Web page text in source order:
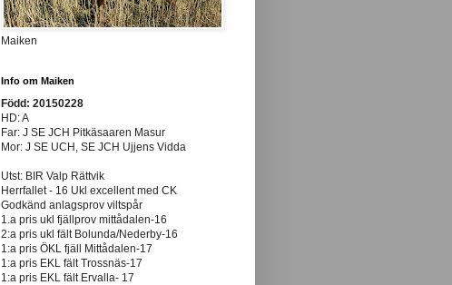
Maiken
Info om Maiken
Född: 20150228
HD: A
Far: J SE JCH Pitkäsaaren Masur
Mor: J SE UCH, SE JCH Ujjens Vidda
Utst: BIR Valp Rättvik
Herrfallet - 16 Ukl excellent med CK
Godkänd anlagsprov viltspår
1.a pris ukl fjällprov mittådalen-16
2:a pris ukl fält Bolunda/Nederby-16
1:a pris ÖKL fjäll Mittådalen-17
1:a pris EKL fält Trossnäs-17
1:a pris EKL fält Ervalla- 17